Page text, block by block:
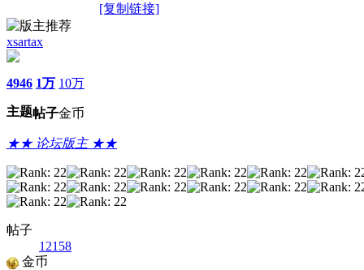
[复制链接]
xsartax
4946
主题
1万
帖子
10万
金币
★★ 论坛版主 ★★
帖子
12158
金币